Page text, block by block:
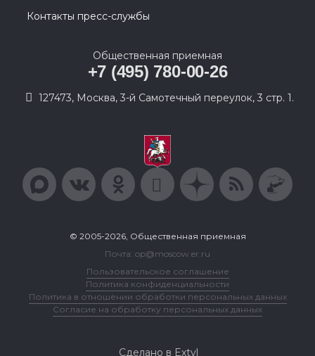
Контакты пресс-службы
Общественная приемная
+7 (495) 780-00-26
127473, Москва, 3-й Самотечный переулок, 3 стр. 1.
© 2005-2026, Общественная приемная
Почта: op@moscow.er.ru
Пользовательское соглашение
Политика конфиденциальности
Политика в отношении обработки персональных данных
Согласие на обработку персональных данных
Сделано в Extyl